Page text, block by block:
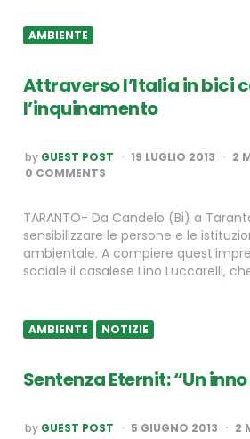
AMBIENTE
Attraverso l’Italia in bici
l’inquinamento
POSTED
BY
by GUEST POST 19 LUGLIO 2013 2
0 COMMENTS
TARANTO- Da Candelo (Bi) a
sensibilizzare le persone e le
ambientale. A compiere
sociale il casalese Lino Luccarelli,
AMBIENTE NOTIZIE
Sentenza Eternit: “Un
POSTED
by GUEST POST 5 GIUGNO 2013 2